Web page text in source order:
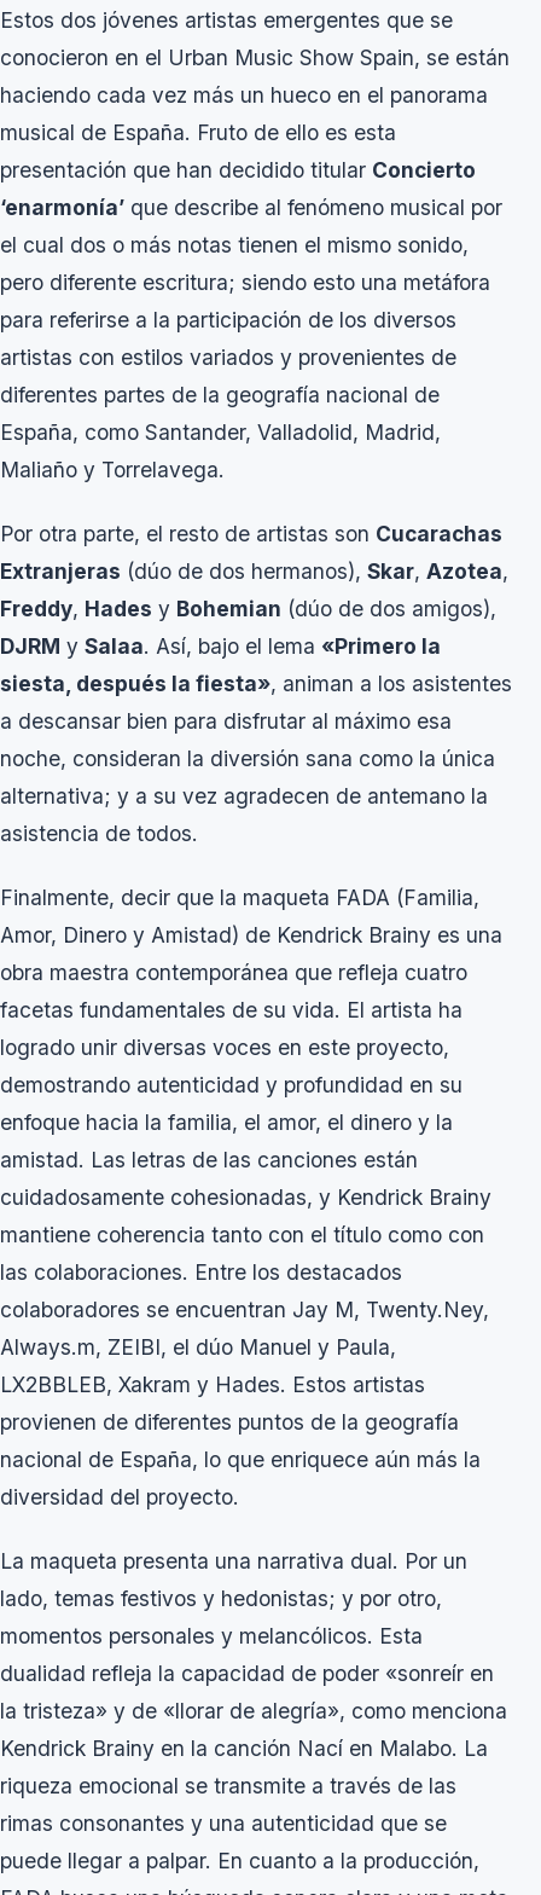
Estos dos jóvenes artistas emergentes que se
conocieron en el Urban Music Show Spain, se están
haciendo cada vez más un hueco en el panorama
musical de España. Fruto de ello es esta
presentación que han decidido titular Concierto
‘enarmonía’ que describe al fenómeno musical por
el cual dos o más notas tienen el mismo sonido,
pero diferente escritura; siendo esto una metáfora
para referirse a la participación de los diversos
artistas con estilos variados y provenientes de
diferentes partes de la geografía nacional de
España, como Santander, Valladolid, Madrid,
Maliaño y Torrelavega.
Por otra parte, el resto de artistas son Cucarachas
Extranjeras (dúo de dos hermanos), Skar, Azotea,
Freddy, Hades y Bohemian (dúo de dos amigos),
DJRM y Salaa. Así, bajo el lema «Primero la
siesta, después la fiesta», animan a los asistentes
a descansar bien para disfrutar al máximo esa
noche, consideran la diversión sana como la única
alternativa; y a su vez agradecen de antemano la
asistencia de todos.
Finalmente, decir que la maqueta FADA (Familia,
Amor, Dinero y Amistad) de Kendrick Brainy es una
obra maestra contemporánea que refleja cuatro
facetas fundamentales de su vida. El artista ha
logrado unir diversas voces en este proyecto,
demostrando autenticidad y profundidad en su
enfoque hacia la familia, el amor, el dinero y la
amistad. Las letras de las canciones están
cuidadosamente cohesionadas, y Kendrick Brainy
mantiene coherencia tanto con el título como con
las colaboraciones. Entre los destacados
colaboradores se encuentran Jay M, Twenty.Ney,
Always.m, ZEIBI, el dúo Manuel y Paula,
LX2BBLEB, Xakram y Hades. Estos artistas
provienen de diferentes puntos de la geografía
nacional de España, lo que enriquece aún más la
diversidad del proyecto.
La maqueta presenta una narrativa dual. Por un
lado, temas festivos y hedonistas; y por otro,
momentos personales y melancólicos. Esta
dualidad refleja la capacidad de poder «sonreír en
la tristeza» y de «llorar de alegría», como menciona
Kendrick Brainy en la canción Nací en Malabo. La
riqueza emocional se transmite a través de las
rimas consonantes y una autenticidad que se
puede llegar a palpar. En cuanto a la producción,